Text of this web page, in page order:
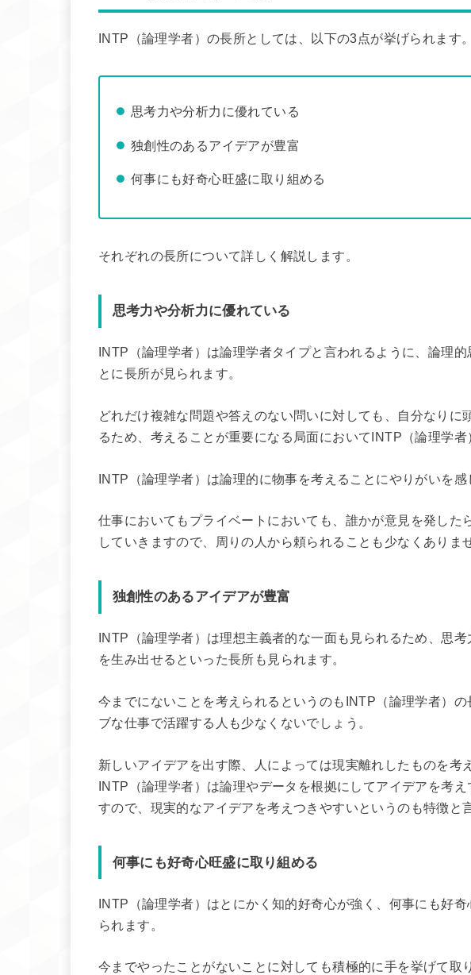
INTP（論理学者）の長所としては、以下の3点が挙げられます。
思考力や分析力に優れている
独創性のあるアイデアが豊富
何事にも好奇心旺盛に取り組める
それぞれの長所について詳しく解説します。
思考力や分析力に優れている
INTP（論理学者）は論理学者タイプと言われるように、論理
とに長所が見られます。
どれだけ複雑な問題や答えのない問いに対しても、自分なりに
るため、考えることが重要になる局面においてINTP（論理学者
INTP（論理学者）は論理的に物事を考えることにやりがいを感
仕事においてもプライベートにおいても、誰かが意見を発した
していきますので、周りの人から頼られることも少なくありま
独創性のあるアイデアが豊富
INTP（論理学者）は理想主義者的な一面も見られるため、思
を生み出せるといった長所も見られます。
今までにないことを考えられるというのもINTP（論理学者）
ブな仕事で活躍する人も少なくないでしょう。
新しいアイデアを出す際、人によっては現実離れしたものを考
INTP（論理学者）は論理やデータを根拠にしてアイデアを考
すので、現実的なアイデアを考えつきやすいというのも特徴と
何事にも好奇心旺盛に取り組める
INTP（論理学者）はとにかく知的好奇心が強く、何事にも好
られます。
今までやったことがないことに対しても積極的に手を挙げて取